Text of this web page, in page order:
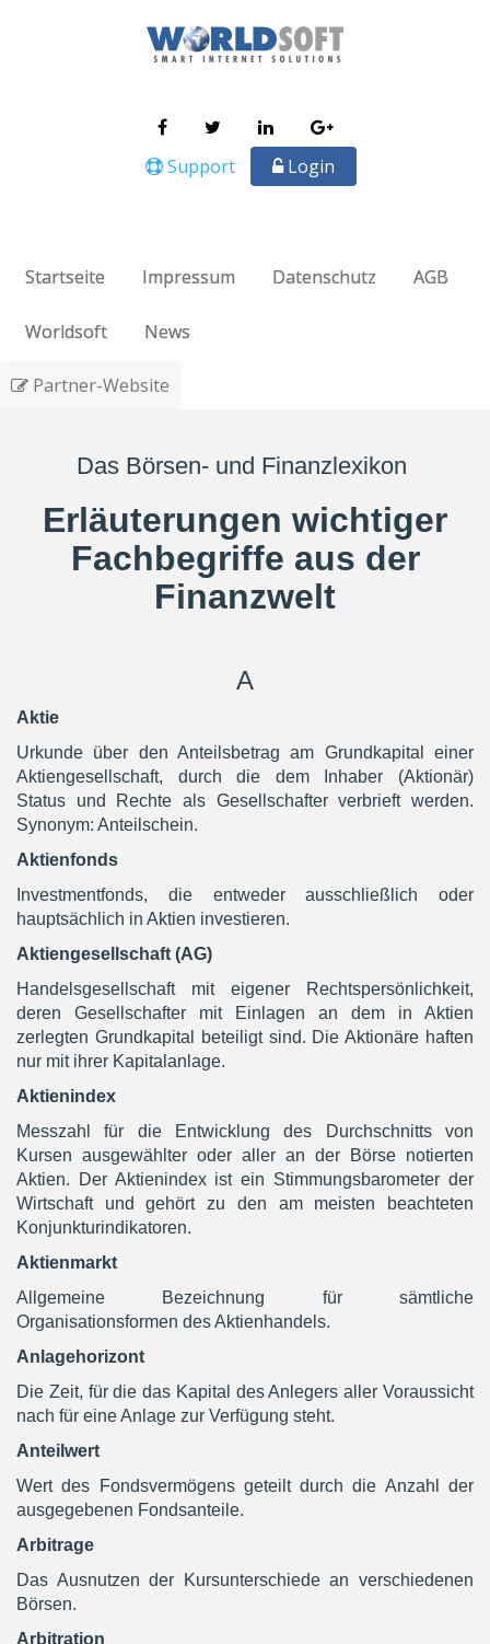
Support Login
Startseite Impressum Datenschutz AGB
Worldsoft News
Partner-Website
Das Börsen- und Finanzlexikon
Erläuterungen wichtiger
Fachbegriffe aus der
Finanzwelt
A
Aktie
Urkunde über den Anteilsbetrag am Grundkapital einer
Aktiengesellschaft, durch die dem Inhaber (Aktionär)
Status und Rechte als Gesellschafter verbrieft werden.
Synonym: Anteilschein.
Aktienfonds
Investmentfonds, die entweder ausschließlich oder
hauptsächlich in Aktien investieren.
Aktiengesellschaft (AG)
Handelsgesellschaft mit eigener Rechtspersönlichkeit,
deren Gesellschafter mit Einlagen an dem in Aktien
zerlegten Grundkapital beteiligt sind. Die Aktionäre haften
nur mit ihrer Kapitalanlage.
Aktienindex
Messzahl für die Entwicklung des Durchschnitts von
Kursen ausgewählter oder aller an der Börse notierten
Aktien. Der Aktienindex ist ein Stimmungsbarometer der
Wirtschaft und gehört zu den am meisten beachteten
Konjunkturindikatoren.
Aktienmarkt
Allgemeine Bezeichnung für sämtliche
Organisationsformen des Aktienhandels.
Anlagehorizont
Die Zeit, für die das Kapital des Anlegers aller Voraussicht
nach für eine Anlage zur Verfügung steht.
Anteilwert
Wert des Fondsvermögens geteilt durch die Anzahl der
ausgegebenen Fondsanteile.
Arbitrage
Das Ausnutzen der Kursunterschiede an verschiedenen
Börsen.
Arbitration